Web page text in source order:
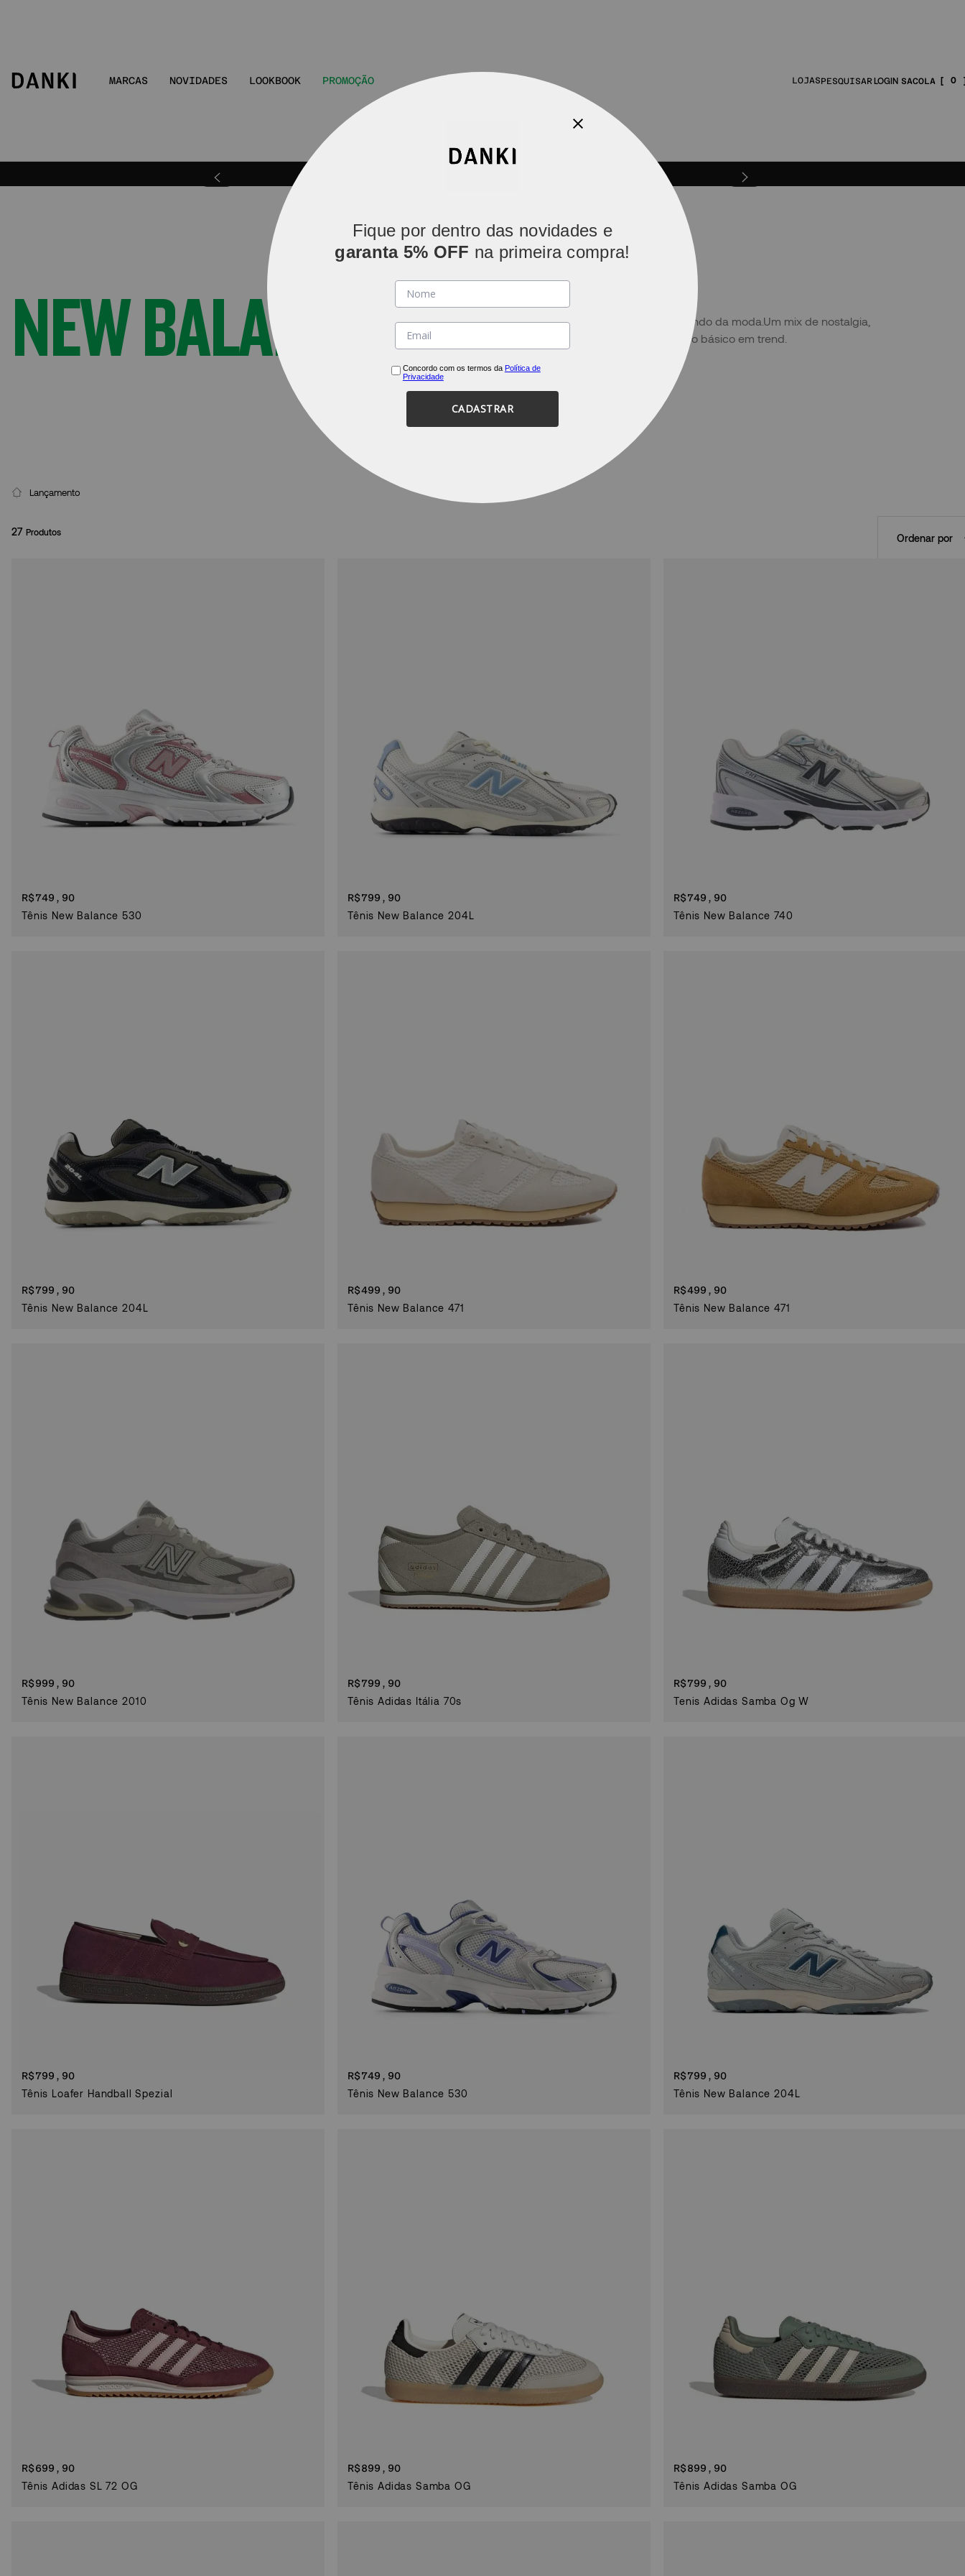
MARCAS NOVIDADES LOOKBOOK PROMOÇÃO LOJASPESQUISAR 0
NEW BALANCE
Com silhuetas que conquistaram o mundo da moda.Um mix de nostalgia,
design e versatilidade que transforma o básico em trend.
Lançamento
27 Produtos Ordenar por
R$749,90
Tênis New Balance 530
R$799,90
Tênis New Balance 204L
R$749,90
Tênis New Balance 740
R$799,90
Tênis New Balance 204L
R$499,90
Tênis New Balance 471
R$499,90
Tênis New Balance 471
R$999,90
Tênis New Balance 2010
R$799,90
Tênis Adidas Itália 70s
R$799,90
Tenis Adidas Samba Og W
R$799,90
Tênis Loafer Handball Spezial
R$749,90
Tênis New Balance 530
R$799,90
Tênis New Balance 204L
R$699,90
Tênis Adidas SL 72 OG
R$899,90
Tênis Adidas Samba OG
R$899,90
Tênis Adidas Samba OG
Fique por dentro das novidades e
garanta 5% OFF na primeira compra!
Concordo com os termos da Política de
Privacidade
CADASTRAR